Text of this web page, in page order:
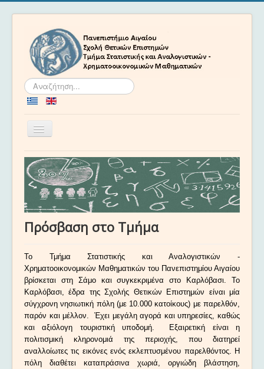
Αναζήτηση...
Εναλλαγή
πλοήγησης
Αρχική
Το Τμήμα
Προσωπικό
Προγράμματα Σπουδών
Ακαδημαϊκά
Νέα και Εκδηλώσεις
Ανακοινώσεις
Πρόσβαση στο Τμήμα
To Τμήμα Στατιστικής και Αναλογιστικών -
Χρηματοοικονομικών Μαθηματικών του Πανεπιστημίου Αιγαίου
βρίσκεται στη Σάμο και συγκεκριμένα στο Καρλόβασι. Το
Καρλόβασι, έδρα της Σχολής Θετικών Επιστημών είναι μία
σύγχρονη νησιωτική πόλη (με 10.000 κατοίκους) με παρελθόν,
παρόν και μέλλον. Έχει μεγάλη αγορά και υπηρεσίες, καθώς
και αξιόλογη τουριστική υποδομή. Εξαιρετική είναι η
πολιτισμική κληρονομιά της περιοχής, που διατηρεί
αναλλοίωτες τις εικόνες ενός εκλεπτυσμένου παρελθόντος. Η
πόλη διαθέτει καταπράσινα χωριά, οργιώδη βλάστηση,